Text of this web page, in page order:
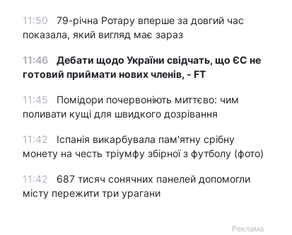
11:50
79-річна Ротару вперше за довгий час
показала, який вигляд має зараз
11:46
Дебати щодо України свідчать, що ЄС не
готовий приймати нових членів, - FT
11:45
Помідори почервоніють миттєво: чим
поливати кущі для швидкого дозрівання
11:42
Іспанія викарбувала пам'ятну срібну
монету на честь тріумфу збірної з футболу (фото)
11:42
687 тисяч сонячних панелей допомогли
місту пережити три урагани
Реклама